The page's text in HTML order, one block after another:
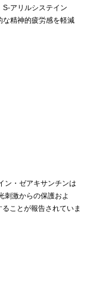
アリルシステイン
な精神的疲労感を軽減
ン・ゼアキサンチンは
刺激からの保護およ
ことが報告されていま